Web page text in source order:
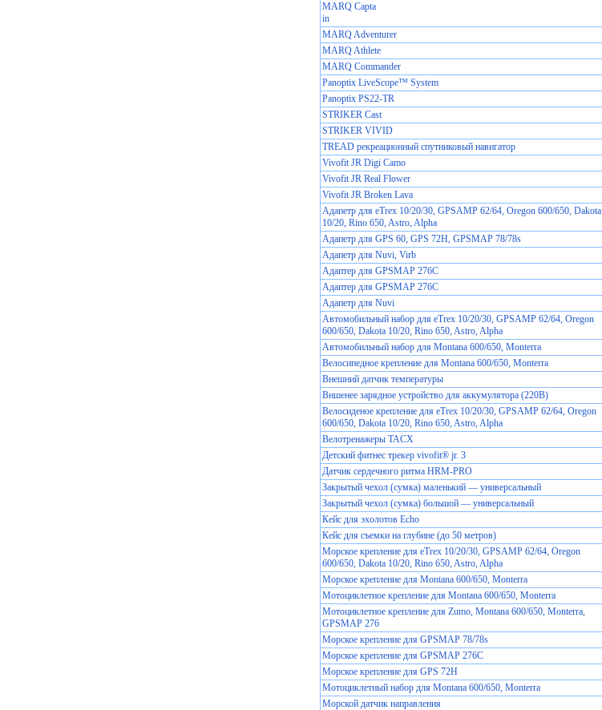
MARQ Capta
in
MARQ Adventurer
MARQ Athlete
MARQ Commander
Panoptix LiveScope™ System
Panoptix PS22-TR
STRIKER Cast
STRIKER VIVID
TREAD рекреационный спутниковый навигатор
Vivofit JR Digi Camo
Vivofit JR Real Flower
Vivofit JR Broken Lava
Адапетр для eTrex 10/20/30, GPSAMP 62/64, Oregon 600/650, Dakota
10/20, Rino 650, Astro, Alpha
Адапетр для GPS 60, GPS 72H, GPSMAP 78/78s
Адапетр для Nuvi, Virb
Адаптер для GPSMAP 276C
Адаптер для GPSMAP 276C
Адапетр для Nuvi
Автомобильный набор для eTrex 10/20/30, GPSAMP 62/64, Oregon
600/650, Dakota 10/20, Rino 650, Astro, Alpha
Автомобильный набор для Montana 600/650, Monterra
Велосипедное крепление для Montana 600/650, Monterra
Внешний датчик температуры
Вншенее зарядное устройство для аккумулятора (220В)
Велосиденое крепление для eTrex 10/20/30, GPSAMP 62/64, Oregon
600/650, Dakota 10/20, Rino 650, Astro, Alpha
Велотренажеры TACX
Детский фитнес трекер vivofit® jr. 3
Датчик сердечного ритма HRM-PRO
Закрытый чехол (сумка) маленький — универсальный
Закрытый чехол (сумка) большой — универсальный
Кейс для эхолотов Echo
Кейс для съемки на глубине (до 50 метров)
Морское крепление для eTrex 10/20/30, GPSAMP 62/64, Oregon
600/650, Dakota 10/20, Rino 650, Astro, Alpha
Морское крепление для Montana 600/650, Monterra
Мотоциклетное крепление для Montana 600/650, Monterra
Мотоциклетное крепление для Zumo, Montana 600/650, Monterra,
GPSMAP 276
Морское крепление для GPSMAP 78/78s
Морское крепление для GPSMAP 276C
Морское крепление для GPS 72H
Мотоциклетный набор для Montana 600/650, Monterra
Морской датчик направления